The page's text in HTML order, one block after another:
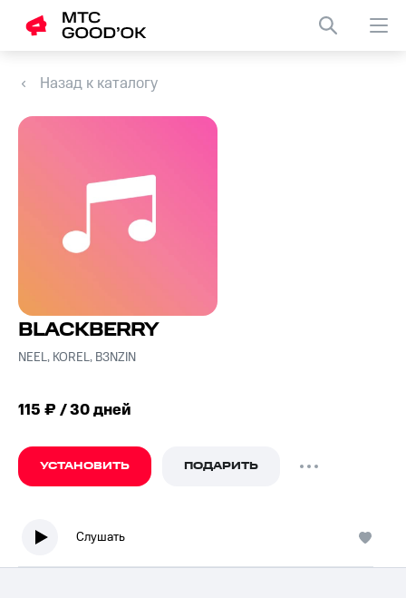
Назад к каталогу
BLACKBERRY
NEEL, KOREL, B3NZIN
115 ₽ / 30 дней
УСТАНОВИТЬ ПОДАРИТЬ
Слушать